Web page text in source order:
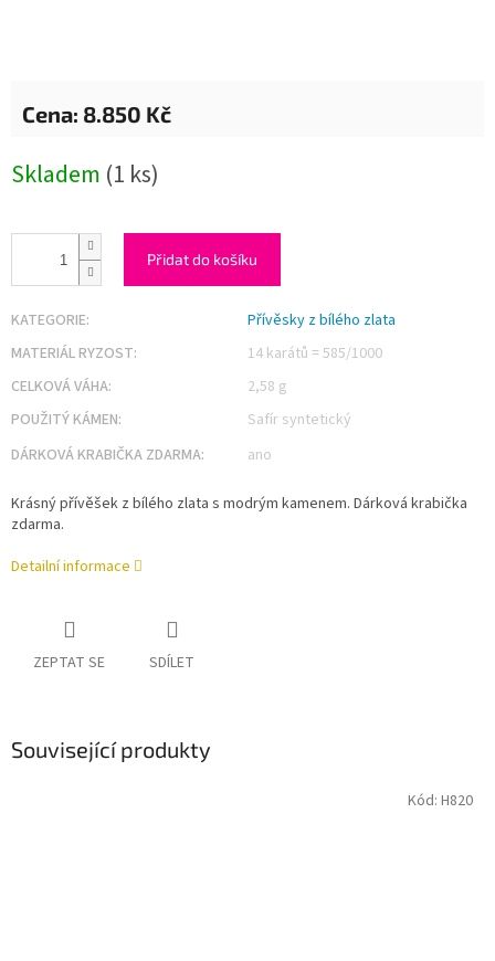
8.850 Kč
cena:
Skladem (1 ks)
Přidat do košíku
KATEGORIE:
Přívěsky z bílého zlata
MATERIÁL RYZOST:
14 karátů = 585/1000
CELKOVÁ VÁHA:
2,58 g
POUŽITÝ KÁMEN:
Safír syntetický
DÁRKOVÁ KRABIČKA ZDARMA: ano
Krásný přívěšek z bílého zlata s modrým kamenem. Dárková krabička
zdarma.
Detailní informace
ZEPTAT SE SDÍLET
Související produkty
Kód: H820